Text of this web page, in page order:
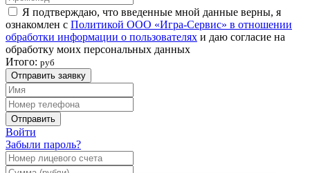
Я подтверждаю, что введенные мной данные верны, я
ознакомлен с Политикой ООО «Игра-Сервис» в отношении
обработки информации о пользователях и даю согласие на
обработку моих персональных данных
Итого: руб
Отправить заявку
Отправить
Войти
Забыли пароль?